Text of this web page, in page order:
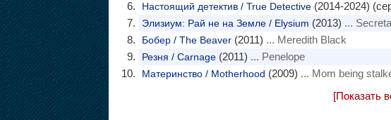
Настоящий детектив / True Detective(2014-2024)
Элизиум: Рай не на Земле / Elysium (2013) ...
Бобер / The Beaver(2011) ... Meredith Black
Резня / Carnage(2011) ... Penelope
Материнство / Motherhood (2009) ... Mom being
[Показать